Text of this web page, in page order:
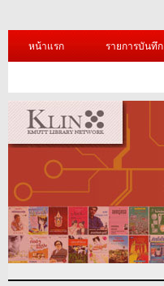
หน้าแรก รายการบันทึก